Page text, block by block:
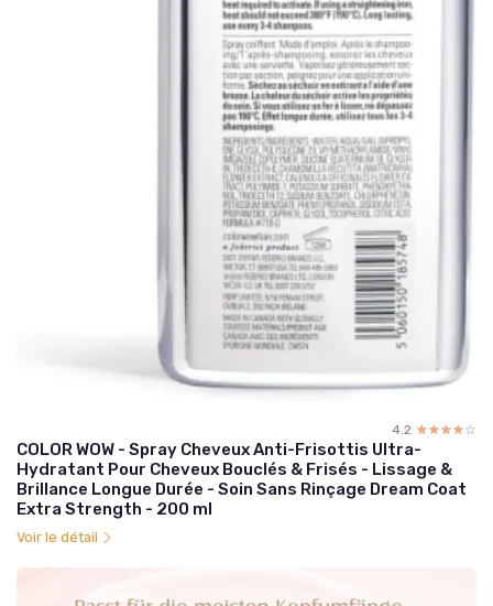
4.2 ☆☆☆☆☆
★★★★★
COLOR WOW - Spray Cheveux Anti-Frisottis Ultra-
Hydratant Pour Cheveux Bouclés & Frisés - Lissage &
Brillance Longue Durée - Soin Sans Rinçage Dream Coat
Extra Strength - 200 ml
Voir le détail